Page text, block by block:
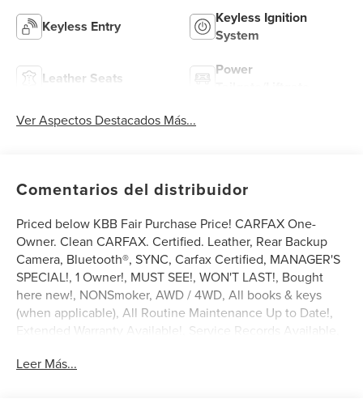
Keyless Entry
Keyless Ignition
System
Leather Seats
Power
Ver Aspectos Destacados Más...
Comentarios del distribuidor
Priced below KBB Fair Purchase Price! CARFAX One-
Owner. Clean CARFAX. Certified. Leather, Rear Backup
Camera, Bluetooth®, SYNC, Carfax Certified, MANAGER'S
SPECIAL!, 1 Owner!, MUST SEE!, WON'T LAST!, Bought
here new!, NONSmoker, AWD / 4WD, All books & keys
(when applicable), All Routine Maintenance Up to Date!,
Extended Warranty Available!, Service Records Available,
Push Button Start, iphone / Droid Navigation Compatible.
Leer Más...